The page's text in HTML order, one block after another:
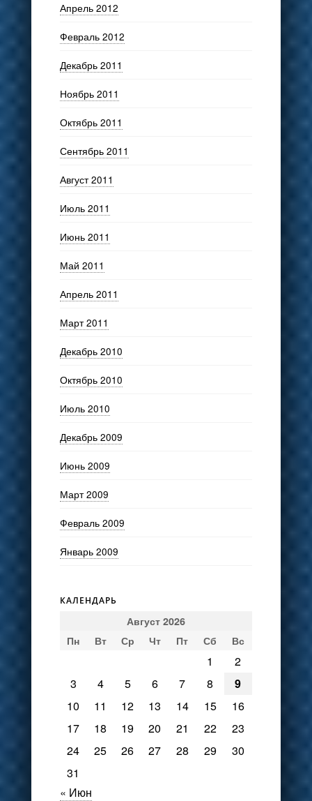
Апрель 2012
Февраль 2012
Декабрь 2011
Ноябрь 2011
Октябрь 2011
Сентябрь 2011
Август 2011
Июль 2011
Июнь 2011
Май 2011
Апрель 2011
Март 2011
Декабрь 2010
Октябрь 2010
Июль 2010
Декабрь 2009
Июнь 2009
Март 2009
Февраль 2009
Январь 2009
КАЛЕНДАРЬ
Август 2026
Пн
Вт Ср Чт Пт Сб Вс
1
2
3
4 5 6 7 8
9
10
11 12 13 14 15
16
17
18 19 20 21 22
23
24
25 26 27 28 29
30
31
« Июн